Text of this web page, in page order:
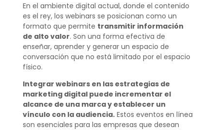
En el ambiente digital actual, donde el contenido
es el rey, los webinars se posicionan como un
formato que permite transmitir información
de alto valor. Son una forma efectiva de
enseñar, aprender y generar un espacio de
conversación que no está limitado por el espacio
físico.
Integrar webinars en las estrategias de
marketing digital puede incrementar el
alcance de una marca y establecer un
vínculo con la audiencia.Estos eventos en línea
son esenciales para las empresas que desean